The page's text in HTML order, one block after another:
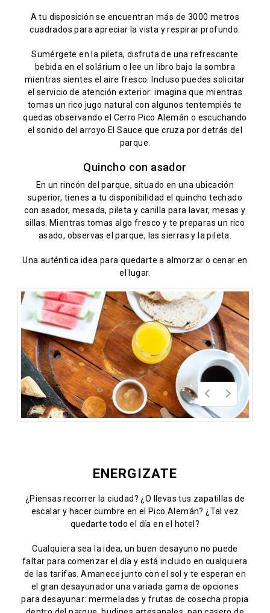
A tu disposición se encuentran más de 3000 metros
cuadrados para apreciar la vista y respirar profundo.
Sumérgete en la pileta, disfruta de una refrescante
bebida en el solárium o lee un libro bajo la sombra
mientras sientes el aire fresco. Incluso puedes solicitar
el servicio de atención exterior: imagina que mientras
tomas un rico jugo natural con algunos tentempiés te
quedas observando el Cerro Pico Alemán o escuchando
el sonido del arroyo El Sauce que cruza por detrás del
parque.
Quincho con asador
En un rincón del parque, situado en una ubicación
superior, tienes a tu disponibilidad el quincho techado
con asador, mesada, pileta y canilla para lavar, mesas y
sillas. Mientras tomas algo fresco y te preparas un rico
asado, observas el parque, las sierras y la pileta.
Una auténtica idea para quedarte a almorzar o cenar en
el lugar.
ENERGIZATE
¿Piensas recorrer la ciudad? ¿O llevas tus zapatillas de
escalar y hacer cumbre en el Pico Alemán? ¿Tal vez
quedarte todo el día en el hotel?
Cualquiera sea la idea, un buen desayuno no puede
faltar para comenzar el día y está incluido en cualquiera
de las tarifas. Amanece junto con el sol y te esperan en
el gran desayunador una variada gama de opciones
para desayunar: mermeladas y frutas de cosecha propia